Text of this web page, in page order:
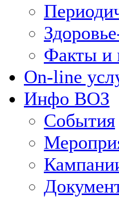
Факты и
On-line
Инфо ВОЗ
События